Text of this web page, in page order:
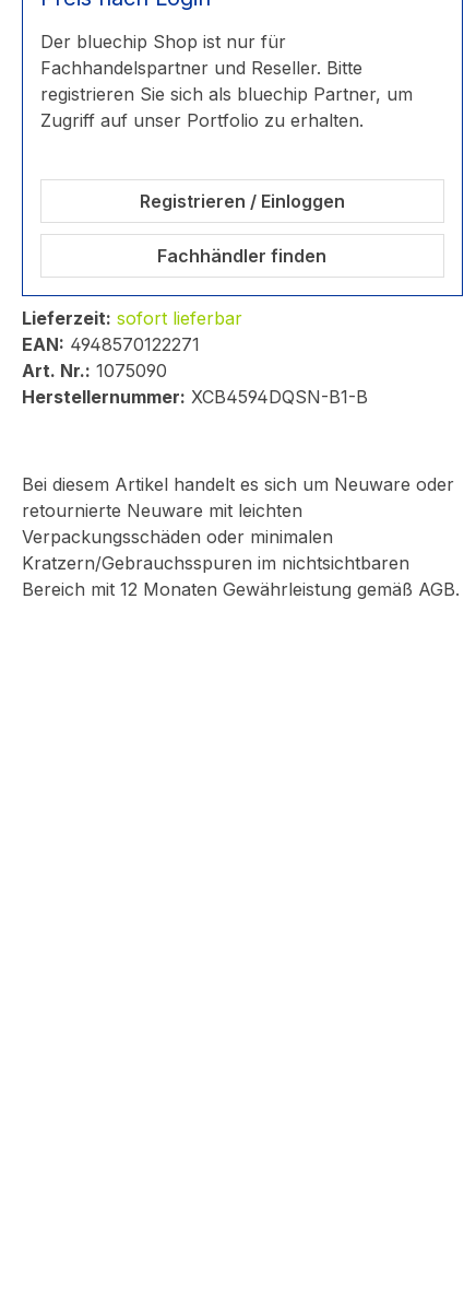
Der bluechip Shop ist nur für
Fachhandelspartner und Reseller. Bitte
registrieren Sie sich als bluechip Partner, um
Zugriff auf unser Portfolio zu erhalten.
Registrieren / Einloggen
Fachhändler finden
Lieferzeit: sofort lieferbar
EAN: 4948570122271
Art. Nr.: 1075090
Herstellernummer: XCB4594DQSN-B1-B
Bei diesem Artikel handelt es sich um Neuware oder
retournierte Neuware mit leichten
Verpackungsschäden oder minimalen
Kratzern/Gebrauchsspuren im nichtsichtbaren
Bereich mit 12 Monaten Gewährleistung gemäß AGB.